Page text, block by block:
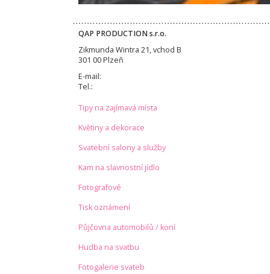
QAP PRODUCTION s.r.o.
Zikmunda Wintra 21, vchod B
301 00 Plzeň
E-mail:
Tel.:
Tipy na zajímavá místa
Květiny a dekorace
Svatební salony a služby
Kam na slavnostní jídlo
Fotografové
Tisk oznámení
Půjčovna automobilů / koní
Hudba na svatbu
Fotogalerie svateb